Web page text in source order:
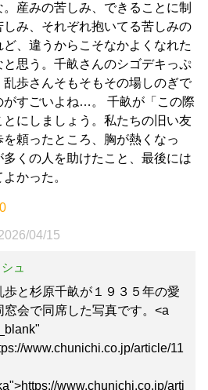
産みの苦しみ、できることに制
み、それぞれ抱いてる苦しみの
、違うからこそなかよくなれた
と思う。千畝さんのシゴデキっぷ
乱歩さんそもそもその場しのぎで
がすごいよね…。 千畝が「この際
とにしましょう。私たちの旧い友
を頼ったところ、胸が熱くなっ
多くの人を助けたこと、最後には
かった。
04/15
ュ
歩と杉原千畝が１９３５年の愛
窓会で同席した写真です。<a
www.chunichi.co.jp/article/11
www.chunichi.co.jp/arti